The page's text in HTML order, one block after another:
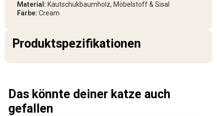
Material: Kautschukbaumholz, Möbelstoff & Sisal
Farbe: Cream
Produktspezifikationen
Das könnte deiner katze auch
gefallen